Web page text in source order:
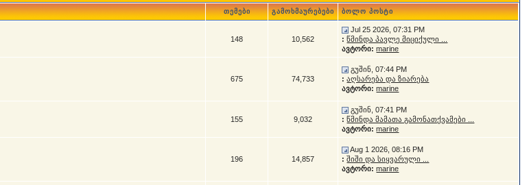
თემები გამოხმაურებები ბოლო პოსტი
148 10,562
Jul 25 2026, 07:31 PM
: წმინდა პავლე მიციქული ...
ავტორი: marine
675 74,733
გუშინ, 07:44 PM
: აღსარება და ზიარება
ავტორი: marine
155 9,032
გუშინ, 07:41 PM
: წმინდა მამათა გამონათქვამები ...
ავტორი: marine
196 14,857
Aug 1 2026, 08:16 PM
: შიში და სიყვარული ...
ავტორი: marine